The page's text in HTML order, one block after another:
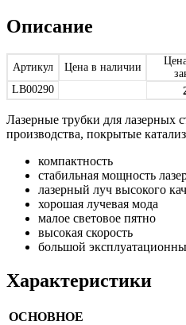
Описание
Артикул Цена в наличии
LB00290
Лазерные трубки для лазерных
производства, покрытые
компактность
стабильная мощность
лазерный луч высокого
хорошая лучевая мода
малое световое пятно
высокая скорость
большой
Характеристики
ОСНОВНОЕ